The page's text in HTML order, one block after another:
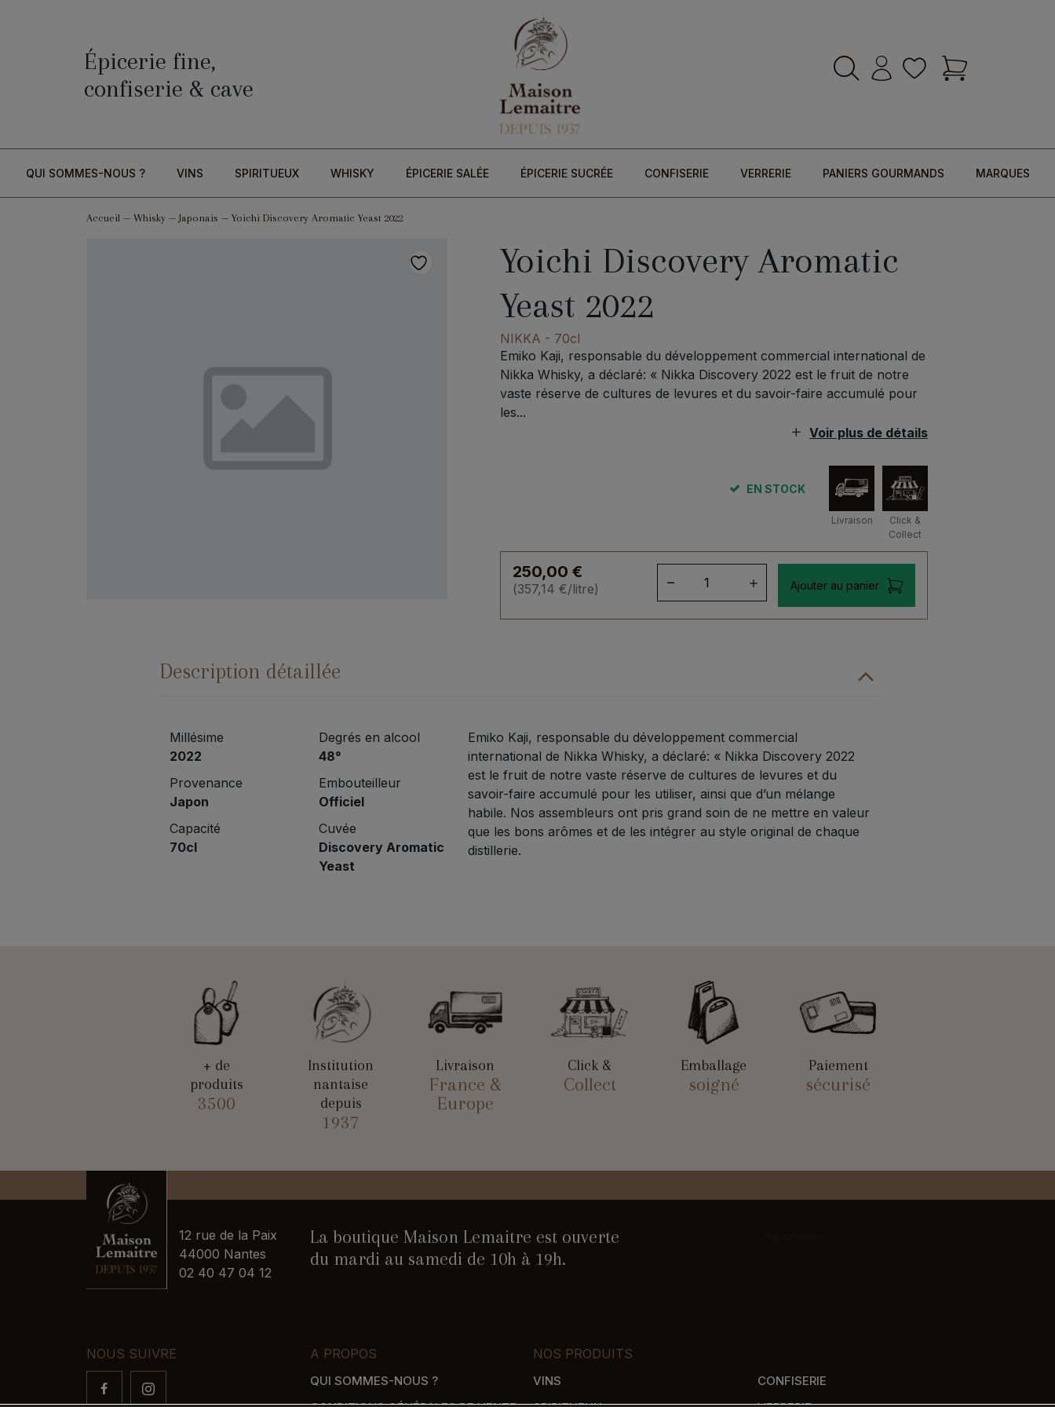
Épicerie fine,
confiserie & cave
QUI SOMMES-NOUS ? VINS SPIRITUEUX WHISKY ÉPICERIE SALÉE ÉPICERIE SUCRÉE CONFISERIE VERRERIE PANIERS GOURMANDS MARQUES
Accueil— Whisky—Japonais — Yoichi Discovery Aromatic Yeast 2022
Yoichi Discovery Aromatic
Yeast 2022
NIKKA - 70cl
Emiko Kaji, responsable du développement commercial international de
Nikka Whisky, a déclaré: « Nikka Discovery 2022 est le fruit de notre
vaste réserve de cultures de levures et du savoir-faire accumulé pour
les...
Voir plus de détails
EN STOCK
Livraison
Click &
Collect
250,00 €
(357,14 €/litre) Ajouter au panier
Description détaillée
Millésime
2022
Provenance
Japon
Capacité
70cl
Degrés en alcool
48°
Embouteilleur
Officiel
Cuvée
Discovery Aromatic
Yeast
Emiko Kaji, responsable du développement commercial
international de Nikka Whisky, a déclaré: « Nikka Discovery 2022
est le fruit de notre vaste réserve de cultures de levures et du
savoir-faire accumulé pour les utiliser, ainsi que d’un mélange
habile. Nos assembleurs ont pris grand soin de ne mettre en valeur
que les bons arômes et de les intégrer au style original de chaque
distillerie.
+ de
produits
3500
Institution
nantaise
depuis
1937
Livraison
France &
Europe
Click &
Collect
Emballage
soigné
Paiement
sécurisé
12 rue de la Paix
44000 Nantes
02 40 47 04 12
La boutique Maison Lemaitre est ouverte
du mardi au samedi de 10h à 19h.
NOUS SUIVRE A PROPOS
QUI SOMMES-NOUS ?
NOS PRODUITS
VINS
CONFISERIE